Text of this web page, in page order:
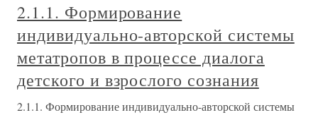
2.1.1. Формирование
индивидуально-авторской системы
метатропов в процессе диалога
детского и взрослого сознания
2.1.1. Формирование индивидуально-авторской системы